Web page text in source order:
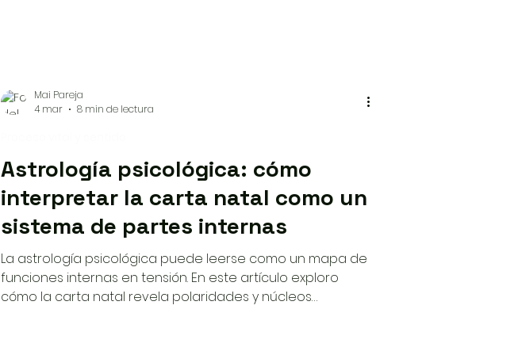
Astrología psicológica: cómo
interpretar la carta natal como un
sistema de partes internas
La astrología psicológica puede leerse como un mapa de
funciones internas en tensión. En este artículo exploro
cómo la carta natal revela polaridades y núcleos
Mai Pareja
4 mar
8 min de lectura